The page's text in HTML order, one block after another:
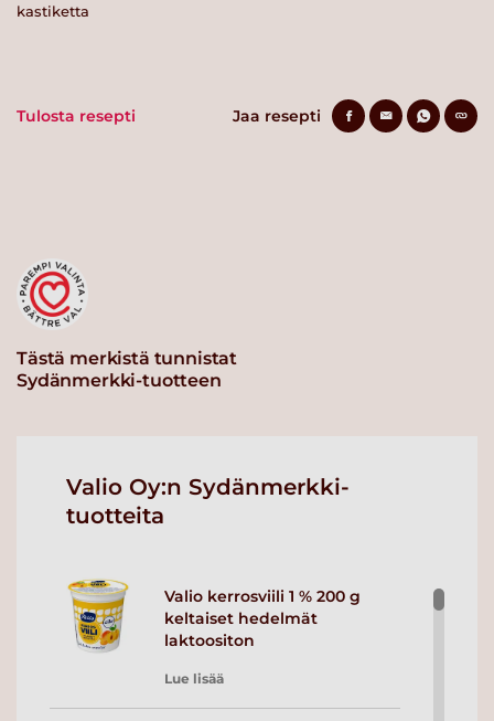
kastiketta
Tulosta resepti Jaa resepti
Tästä merkistä tunnistat
Sydänmerkki-tuotteen
Valio Oy:n Sydänmerkki-
tuotteita
Valio kerrosviili 1 % 200 g
keltaiset hedelmät
laktoositon
Lue lisää